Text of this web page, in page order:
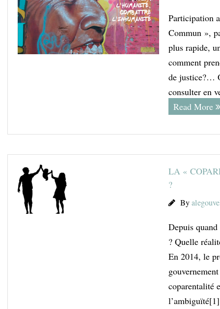
Participation
Commun »,
plus rapide,
comment
de justice?…
consulter en
Read More
LA «
?
By
Depuis
? Quelle
En 2014, le
coparentalité